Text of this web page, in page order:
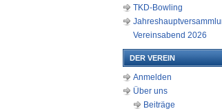
TKD-Bowling
Vereinsabend 2026
DER VEREIN
Anmelden
Über uns
Beiträge